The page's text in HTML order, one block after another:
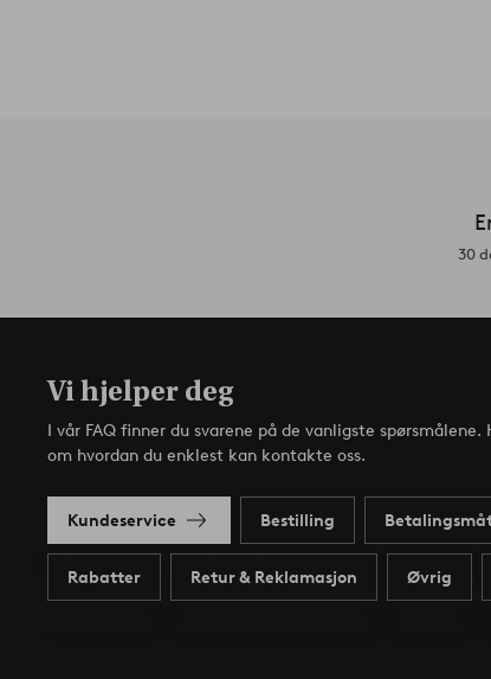
30
Vi hjelper deg
I vår FAQ finner du svarene på de vanligste
om hvordan du enklest kan kontakte oss.
Kundeservice Bestilling
Rabatter Retur & Reklamasjon Øvrig